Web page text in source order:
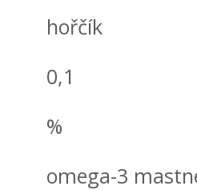
hořčík
0,1
%
omega-3